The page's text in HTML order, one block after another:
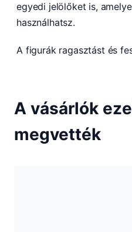
egyedi jelölőket is,
használhatsz.
A figurák ragasztást és
A vásárlók
megvették